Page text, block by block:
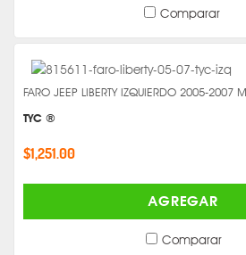
Comparar
FARO JEEP LIBERTY IZQUIERDO 2005-2007
TYC ®
$1,251.00
AGREGAR
Comparar